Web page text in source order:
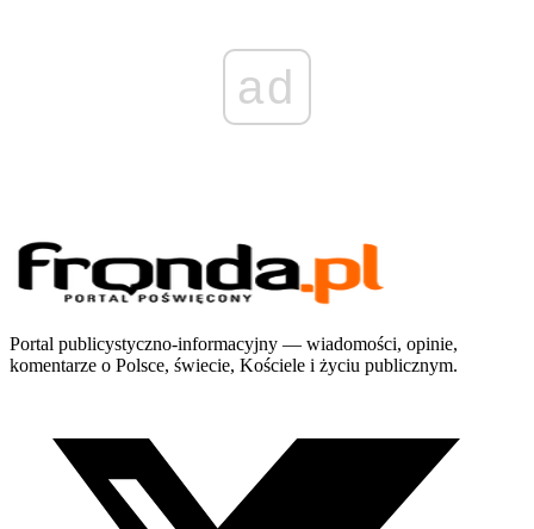
ad
Portal publicystyczno-informacyjny — wiadomości, opinie,
komentarze o Polsce, świecie, Kościele i życiu publicznym.